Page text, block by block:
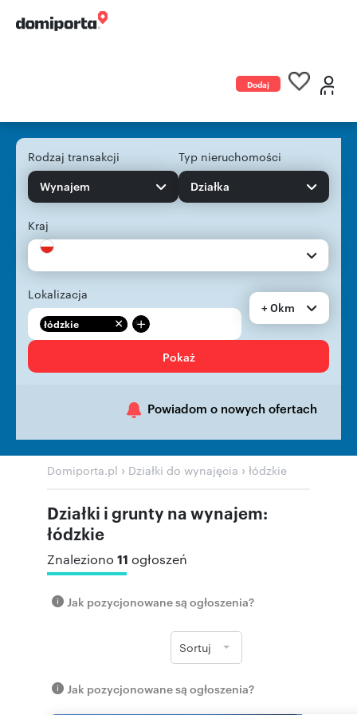
Dodaj
Rodzaj transakcji
Wynajem
Typ nieruchomości
Działka
Kraj
Lokalizacja
łódzkie +
+ 0km
Pokaż
Powiadom o nowych ofertach
Domiporta.pl › Działki do wynajęcia › łódzkie
Działki i grunty na wynajem:
łódzkie
Znaleziono 11 ogłoszeń
Jak pozycjonowane są ogłoszenia?
Sortuj
Jak pozycjonowane są ogłoszenia?